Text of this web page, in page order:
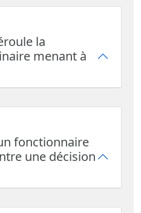
la
menant à
fonctionnaire
une décision